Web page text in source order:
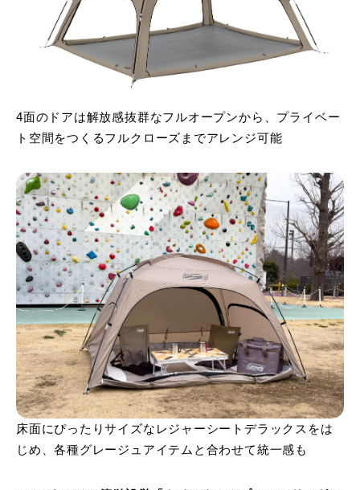
4面のドアは解放感抜群なフルオープンから、プライベー
ト空間をつくるフルクローズまでアレンジ可能
床面にぴったりサイズなレジャーシートデラックスをは
じめ、各種グレージュアイテムと合わせて統一感も